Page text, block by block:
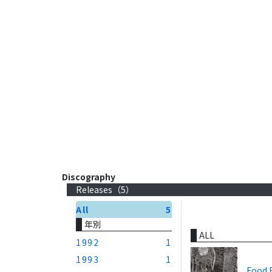
Discography
Releases（5）
All
5
年別
1992
1
1993
1
ALL